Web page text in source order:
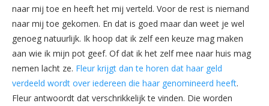
naar mij toe en heeft het mij verteld. Voor de rest is niemand
naar mij toe gekomen. En dat is goed maar dan weet je wel
genoeg natuurlijk. Ik hoop dat ik zelf een keuze mag maken
aan wie ik mijn pot geef. Of dat ik het zelf mee naar huis mag
nemen lacht ze. Fleur krijgt dan te horen dat haar geld
verdeeld wordt over iedereen die haar genomineerd heeft.
Fleur antwoordt dat verschrikkelijk te vinden. Die worden